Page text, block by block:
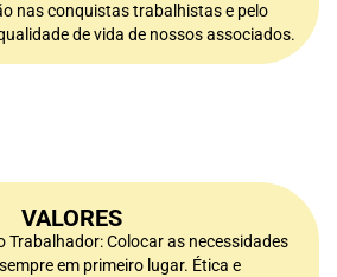
nas conquistas trabalhistas e pelo
de vida de nossos associados.
VALORES
Trabalhador: Colocar as necessidades
em primeiro lugar. Ética e